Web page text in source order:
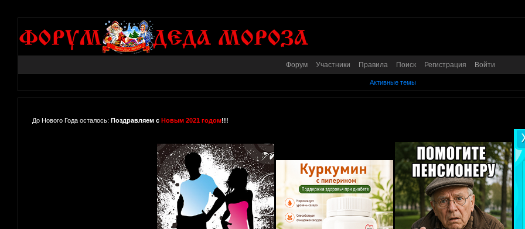
Форум Участники Правила Поиск Регистрация Войти
Активные темы
До Нового Года осталось: Поздравляем с Новым 2021 годом!!!